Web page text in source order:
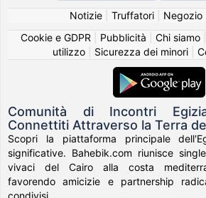
Notizie| Truffatori| Negozio|
Cookie e GDPR
Pubblicità Chi siamo|
utilizzo| Sicurezza dei minori|
Comunità di Incontri
Connettiti Attraverso la Terra
Scopri la piattaforma principale
significative. Bahebik.com riunisce
vivaci del Cairo alla costa
favorendo amicizie e partnership
condivisi.